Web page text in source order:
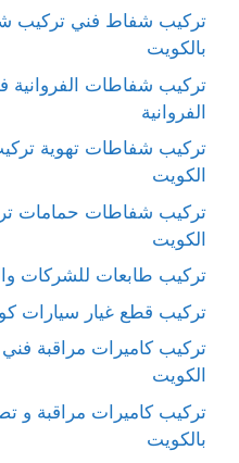
تركيب شفاط فني تركيب
بالكويت
تركيب شفاطات
الفروانية
تركيب شفاطات تهوية
الكويت
تركيب شفاطات حمامات
الكويت
تركيب طابعات للشركات
تركيب قطع غيار سيارات
الكويت
تركيب كاميرات مراقبة و
بالكويت